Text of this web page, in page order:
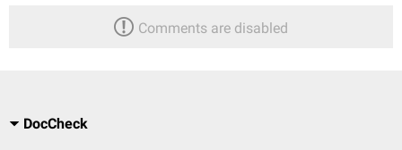
Comments are disabled
DocCheck